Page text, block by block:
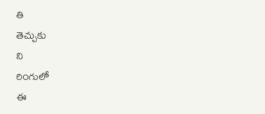
తి
తెచ్చుకు
ని
రింగులో
ఈ